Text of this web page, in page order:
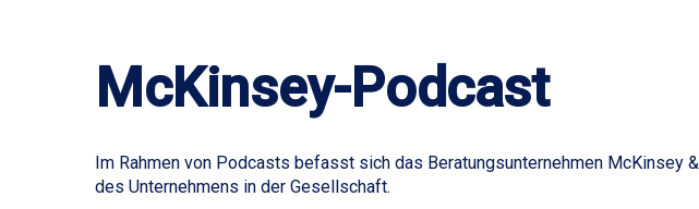
McKinsey-Podcast
Im Rahmen von Podcasts befasst sich das Beratungsunternehmen McKinsey
des Unternehmens in der Gesellschaft.